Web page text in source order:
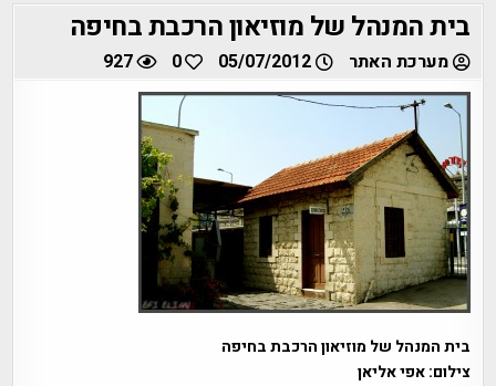
בית המנהל של מוזיאון הרכבת בחיפה
מערכת האתר 05/07/2012
0
927
בית המנהל של מוזיאון הרכבת בחיפה
צילום: אפי אליאן